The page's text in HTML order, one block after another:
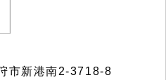
市新港南2-3718-8